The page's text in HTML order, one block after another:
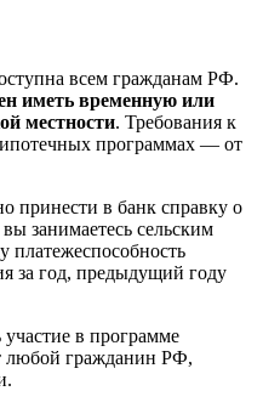
всем гражданам РФ.
иметь временную или
местности. Требования к
ипотечных программах — от
принести в банк справку о
занимаетесь сельским
платежеспособность
за год, предыдущий году
в программе
любой гражданин РФ,